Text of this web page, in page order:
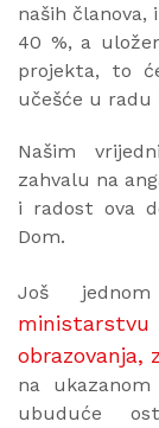
naših članova,
40 %, a
projekta, to
učešće u radu
Našim
zahvalu na
i radost ova
Dom.
Još
obrazovanja,
na
ubuduće